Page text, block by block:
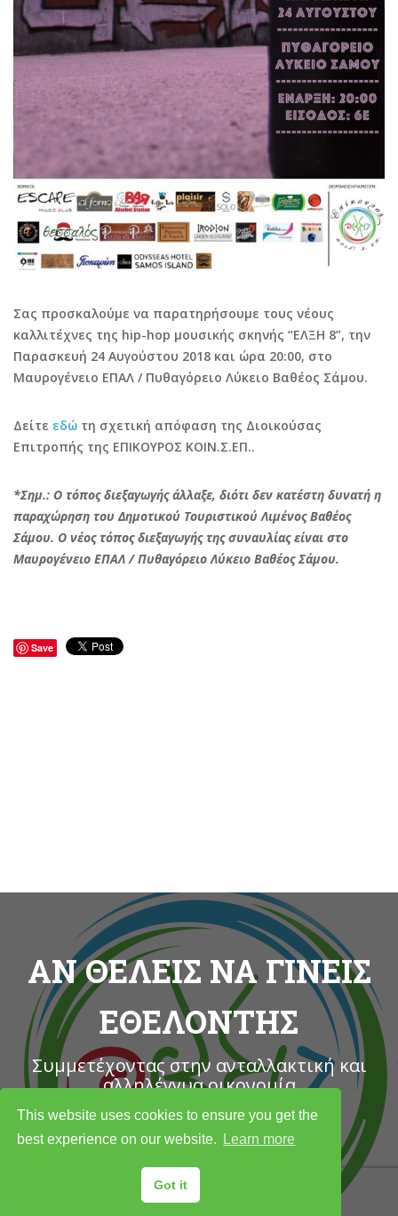
Σας προσκαλούμε να παρατηρήσουμε τους νέους
καλλιτέχνες της hip-hop μουσικής σκηνής “ΕΛΞΗ 8”, την
Παρασκευή 24 Αυγούστου 2018 και ώρα 20:00, στο
Μαυρογένειο ΕΠΑΛ / Πυθαγόρειο Λύκειο Βαθέος Σάμου.
Δείτε εδώ τη σχετική απόφαση της Διοικούσας
Επιτροπής της ΕΠΙΚΟΥΡΟΣ ΚΟΙΝ.Σ.ΕΠ..
*Σημ.: Ο τόπος διεξαγωγής άλλαξε, διότι δεν κατέστη δυνατή η
παραχώρηση του Δημοτικού Τουριστικού Λιμένος Βαθέος
Σάμου. Ο νέος τόπος διεξαγωγής της συναυλίας είναι στο
Μαυρογένειο ΕΠΑΛ / Πυθαγόρειο Λύκειο Βαθέος Σάμου.
Save
ΑΝ ΘΕΛΕΙΣ ΝΑ ΓΙΝΕΙΣ
ΕΘΕΛΟΝΤΗΣ
Συμμετέχοντας στην ανταλλακτική και
αλληλέγγυα οικονομία
ΔΗΛΩΣΕ ΕΔΩ ΤΗ ΣΥΜΜΕΤΟΧΗ ΣΟΥ
This website uses cookies to ensure you get the
best experience on our website.
Learn more
Got it